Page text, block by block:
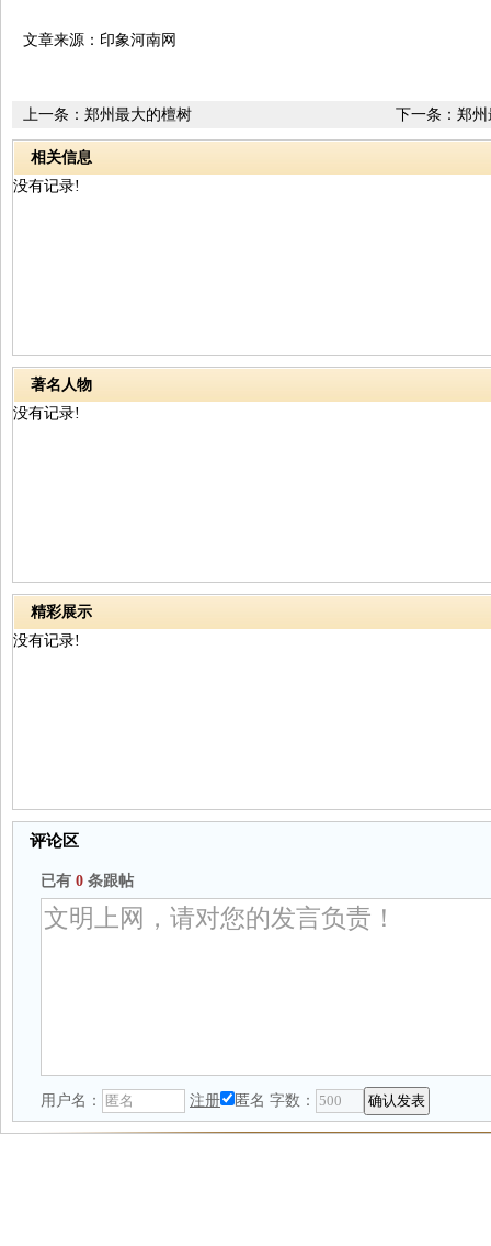
文章来源：印象河南网
下一条： 郑州
上一条： 郑州最大的檀树
相关信息
没有记录!
著名人物
没有记录!
精彩展示
没有记录!
评论区
已有 0 条跟帖
用户名： 注册 匿名 字数：